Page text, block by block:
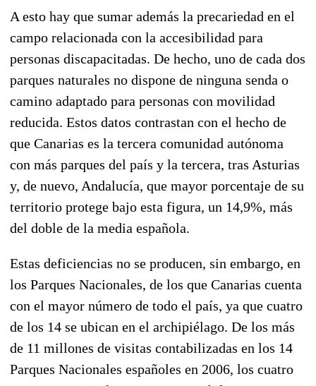
A esto hay que sumar además la precariedad en el
campo relacionada con la accesibilidad para
personas discapacitadas. De hecho, uno de cada dos
parques naturales no dispone de ninguna senda o
camino adaptado para personas con movilidad
reducida. Estos datos contrastan con el hecho de
que Canarias es la tercera comunidad autónoma
con más parques del país y la tercera, tras Asturias
y, de nuevo, Andalucía, que mayor porcentaje de su
territorio protege bajo esta figura, un 14,9%, más
del doble de la media española.
Estas deficiencias no se producen, sin embargo, en
los Parques Nacionales, de los que Canarias cuenta
con el mayor número de todo el país, ya que cuatro
de los 14 se ubican en el archipiélago. De los más
de 11 millones de visitas contabilizadas en los 14
Parques Nacionales españoles en 2006, los cuatro